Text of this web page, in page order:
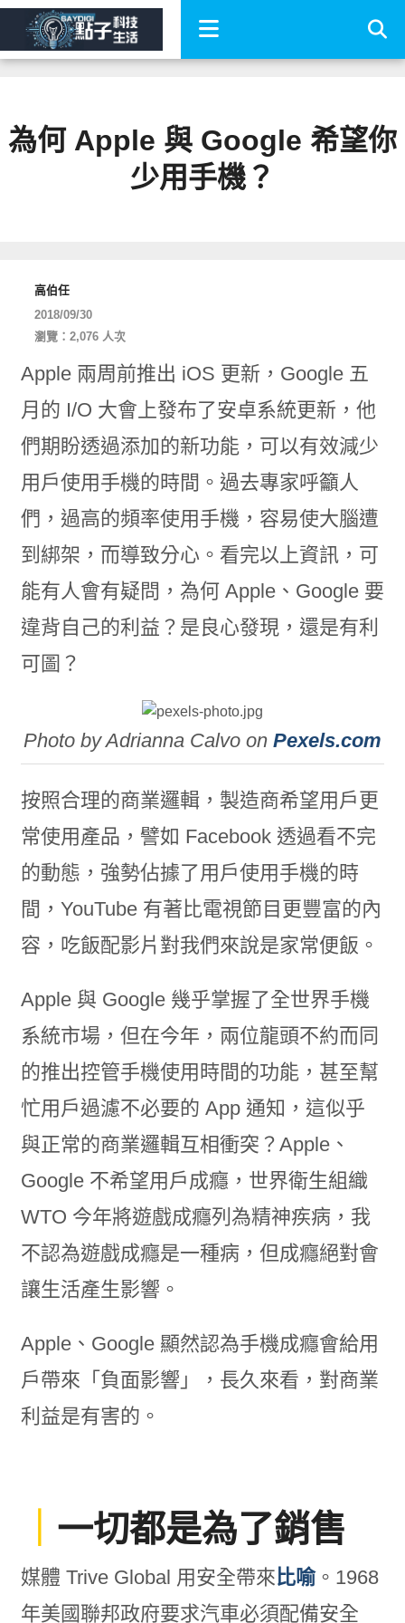
為何 Apple 與 Google 希望你
少用手機？
高伯任
2018/09/30
瀏覽：2,076 人次
Apple 兩周前推出 iOS 更新，Google 五
月的 I/O 大會上發布了安卓系統更新，他
們期盼透過添加的新功能，可以有效減少
用戶使用手機的時間。過去專家呼籲人
們，過高的頻率使用手機，容易使大腦遭
到綁架，而導致分心。看完以上資訊，可
能有人會有疑問，為何 Apple、Google 要
違背自己的利益？是良心發現，還是有利
可圖？
Photo by Adrianna Calvo on Pexels.com
按照合理的商業邏輯，製造商希望用戶更
常使用產品，譬如 Facebook 透過看不完
的動態，強勢佔據了用戶使用手機的時
間，YouTube 有著比電視節目更豐富的內
容，吃飯配影片對我們來說是家常便飯。
Apple 與 Google 幾乎掌握了全世界手機
系統市場，但在今年，兩位龍頭不約而同
的推出控管手機使用時間的功能，甚至幫
忙用戶過濾不必要的 App 通知，這似乎
與正常的商業邏輯互相衝突？Apple、
Google 不希望用戶成癮，世界衛生組織
WTO 今年將遊戲成癮列為精神疾病，我
不認為遊戲成癮是一種病，但成癮絕對會
讓生活產生影響。
Apple、Google 顯然認為手機成癮會給用
戶帶來「負面影響」，長久來看，對商業
利益是有害的。
一切都是為了銷售
媒體 Trive Global 用安全帶來比喻。1968
年美國聯邦政府要求汽車必須配備安全